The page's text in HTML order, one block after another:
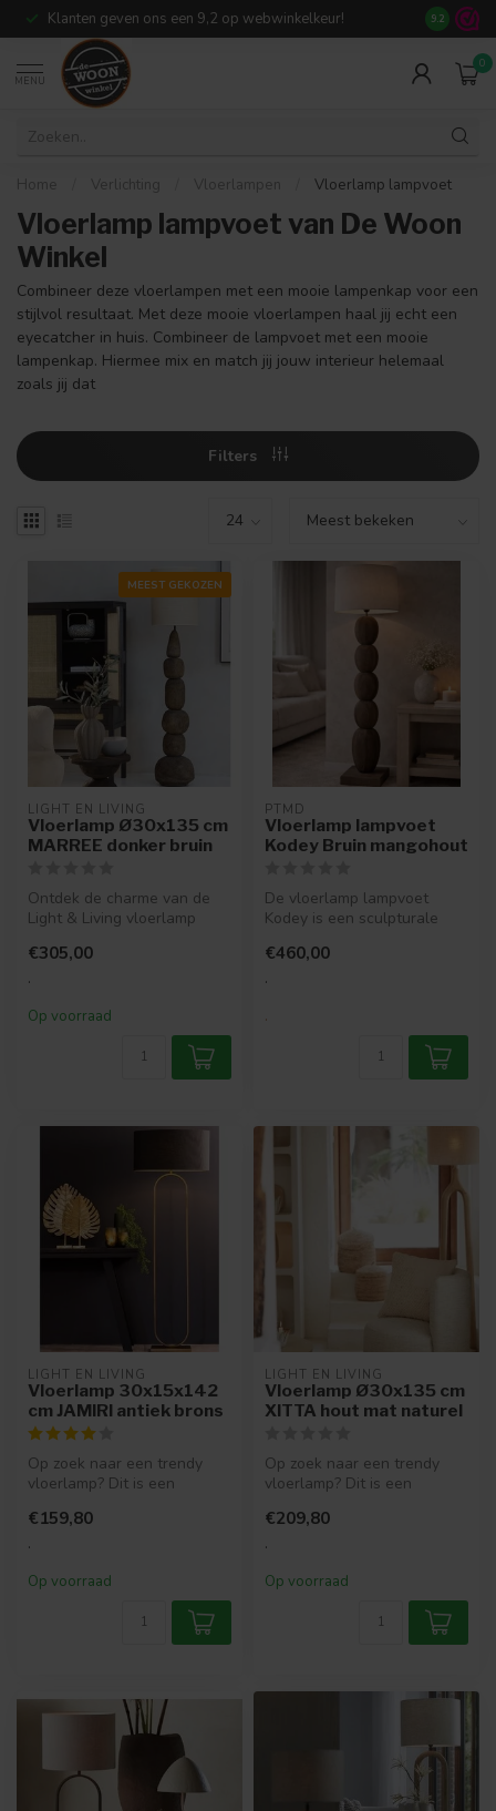
Klanten geven ons een 9,2 op webwinkelkeur! Meer dan
9.2
MENU
0
Home Verlichting Vloerlampen Vloerlamp lampvoet
Vloerlamp lampvoet van De Woon
Winkel
Combineer deze vloerlampen met een mooie lampenkap voor een
stijlvol resultaat. Met deze mooie vloerlampen haal jij echt een
eyecatcher in huis. Combineer de lampvoet met een mooie
lampenkap. Hiermee mix en match jij jouw interieur helemaal
zoals jij dat
Filters
MEEST GEKOZEN
LIGHT EN LIVING
Vloerlamp Ø30x135 cm
MARREE donker bruin
Ontdek de charme van de
Light & Living vloerlamp
toevoe...
€305,00
.
Op voorraad
PTMD
Vloerlamp lampvoet
Kodey Bruin mangohout
De vloerlamp lampvoet
Kodey is een sculpturale
interieur. He...
€460,00
.
.
LIGHT EN LIVING
Vloerlamp 30x15x142
cm JAMIRI antiek brons
Op zoek naar een trendy
vloerlamp? Dit is een
die past ...
€159,80
.
Op voorraad
LIGHT EN LIVING
Vloerlamp Ø30x135 cm
XITTA hout mat naturel
Op zoek naar een trendy
vloerlamp? Dit is een
past in ve...
€209,80
.
Op voorraad